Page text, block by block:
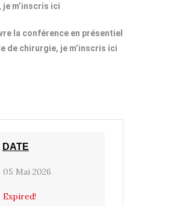
je m’inscris ici
la conférence en présentiel
de chirurgie, je m’inscris ici
DATE
05 Mai 2026
Expired!